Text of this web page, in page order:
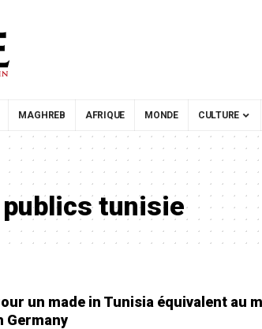
MAGHREB AFRIQUE MONDE CULTURE
tunisie
un made in Tunisia équivalent au
Germany